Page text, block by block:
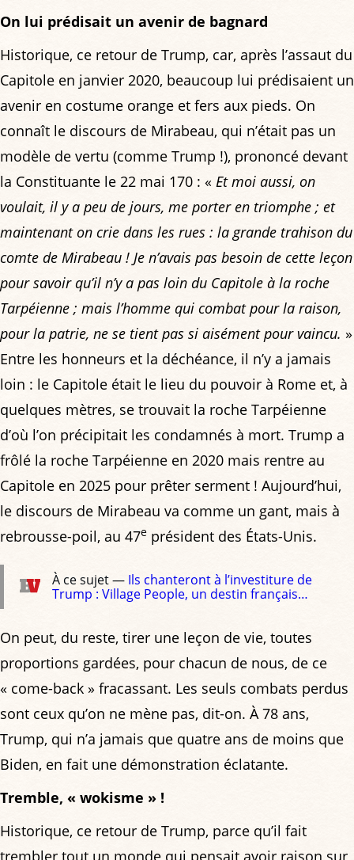
On lui prédisait un avenir de bagnard
Historique, ce retour de Trump, car, après l’assaut du
Capitole en janvier 2020, beaucoup lui prédisaient un
avenir en costume orange et fers aux pieds. On
connaît le discours de Mirabeau, qui n’était pas un
modèle de vertu (comme Trump !), prononcé devant
la Constituante le 22 mai 170 : « Et moi aussi, on
voulait, il y a peu de jours, me porter en triomphe ; et
maintenant on crie dans les rues : la grande trahison du
comte de Mirabeau ! Je n’avais pas besoin de cette leçon
pour savoir qu’il n’y a pas loin du Capitole à la roche
Tarpéienne ; mais l’homme qui combat pour la raison,
pour la patrie, ne se tient pas si aisément pour vaincu. »
Entre les honneurs et la déchéance, il n’y a jamais
loin : le Capitole était le lieu du pouvoir à Rome et, à
quelques mètres, se trouvait la roche Tarpéienne
d’où l’on précipitait les condamnés à mort. Trump a
frôlé la roche Tarpéienne en 2020 mais rentre au
Capitole en 2025 pour prêter serment ! Aujourd’hui,
le discours de Mirabeau va comme un gant, mais à
rebrousse-poil, au 47e président des États-Unis.
À ce sujet — Ils chanteront à l’investiture de
Trump : Village People, un destin français…
On peut, du reste, tirer une leçon de vie, toutes
proportions gardées, pour chacun de nous, de ce
« come-back » fracassant. Les seuls combats perdus
sont ceux qu’on ne mène pas, dit-on. À 78 ans,
Trump, qui n’a jamais que quatre ans de moins que
Biden, en fait une démonstration éclatante.
Tremble, « wokisme » !
Historique, ce retour de Trump, parce qu’il fait
trembler tout un monde qui pensait avoir raison sur